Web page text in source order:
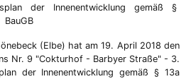
der Innenentwicklung gemäß §
(Elbe) hat am 19. April 2018 den
Nr. 9 "Cokturhof - Barbyer Straße" - 3.
der Innenentwicklung gemäß § 13a